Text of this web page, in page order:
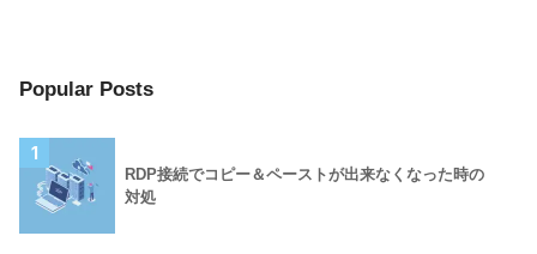
Popular Posts
1
RDP接続でコピー＆ペーストが出来なくなった時の
対処